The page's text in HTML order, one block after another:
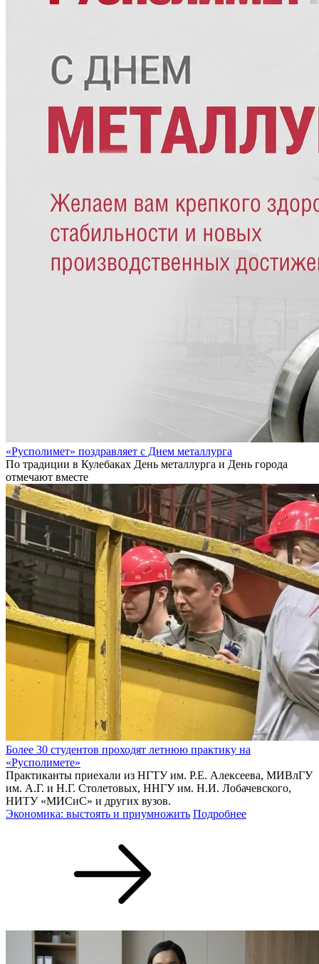
«Русполимет» поздравляет с Днем металлурга
По традиции в Кулебаках День металлурга и День города
отмечают вместе
Более 30 студентов проходят летнюю практику на
«Русполимете»
Практиканты приехали из НГТУ им. Р.Е. Алексеева, МИВлГУ
им. А.Г. и Н.Г. Столетовых, ННГУ им. Н.И. Лобачевского,
НИТУ «МИСиС» и других вузов.
Экономика: выстоять и приумножить Подробнее